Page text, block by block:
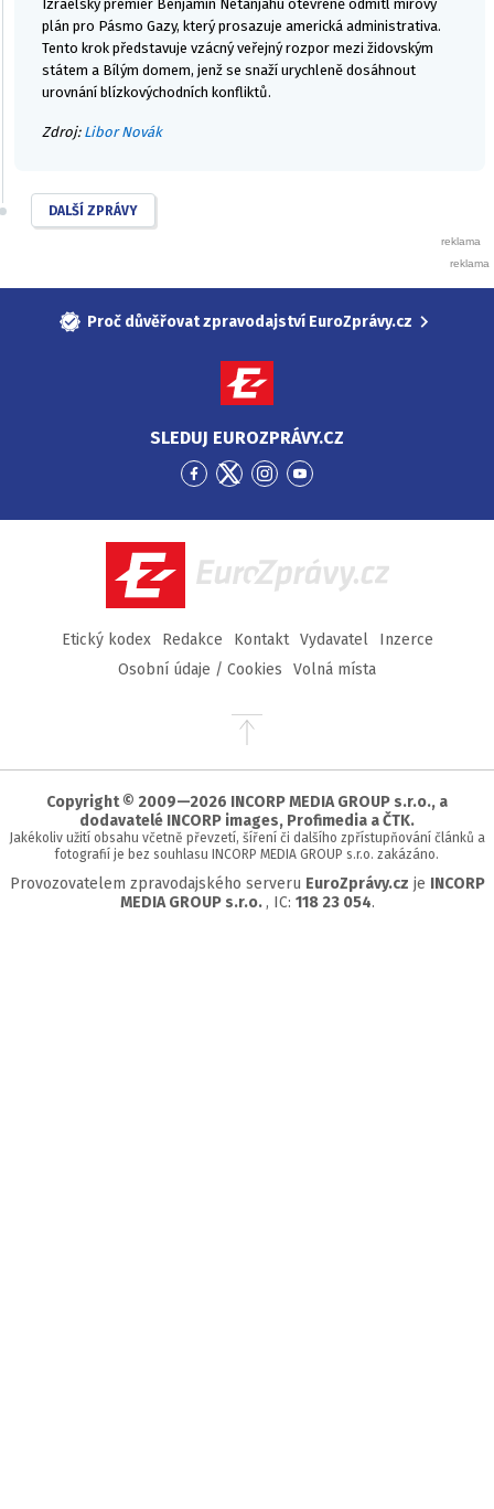
Izraelský premiér Benjamin Netanjahu otevřeně odmítl mírový
plán pro Pásmo Gazy, který prosazuje americká administrativa.
Tento krok představuje vzácný veřejný rozpor mezi židovským
státem a Bílým domem, jenž se snaží urychleně dosáhnout
urovnání blízkovýchodních konfliktů.
Zdroj: Libor Novák
DALŠÍ ZPRÁVY
Proč důvěřovat zpravodajství EuroZprávy.cz
SLEDUJ EUROZPRÁVY.CZ
Přejít
Facebook
Přejít
Twitter
Přejít
Instagram
Přejít
YouTube
EuroZprávy.cz
Etický kodex Redakce Kontakt Vydavatel
Inzerce
Osobní údaje / Cookies
Volná místa
Přejít
stránky
Copyright © 2009—2026 INCORP MEDIA GROUP s.r.o., a
dodavatelé INCORP images, Profimedia a ČTK.
Jakékoliv užití obsahu včetně převzetí, šíření či dalšího zpřístupňování článků a
fotografií je bez souhlasu INCORP MEDIA GROUP s.r.o. zakázáno.
Provozovatelem zpravodajského serveru EuroZprávy.cz je INCORP
MEDIA GROUP s.r.o. , IC: 118 23 054.